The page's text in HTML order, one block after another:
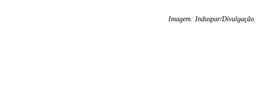
Imagem: Induspar/Divulgação.